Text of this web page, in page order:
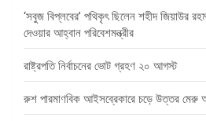
‘সবুজ বিপ্লবের’ পথিকৃৎ ছিলেন শহীদ জিয়াউর
দেওয়ার আহ্বান পরিবেশমন্ত্রীর
রাষ্ট্রপতি নির্বাচনের ভোট গ্রহণ ২০ আগস্ট
রুশ পারমাণবিক আইসব্রেকারে চড়ে উত্তর মেরু